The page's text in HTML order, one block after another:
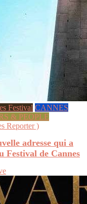
Festival CANNES
& PEOPLE
Reporter )
adresse qui a
Festival de Cannes